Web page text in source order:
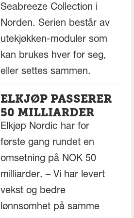
Seabreeze Collection i
Norden. Serien består av
utekjøkken-moduler som
kan brukes hver for seg,
eller settes sammen.
ELKJØP PASSERER
50 MILLIARDER
Elkjøp Nordic har for
første gang rundet en
omsetning på NOK 50
milliarder. – Vi har levert
vekst og bedre
lønnsomhet på samme